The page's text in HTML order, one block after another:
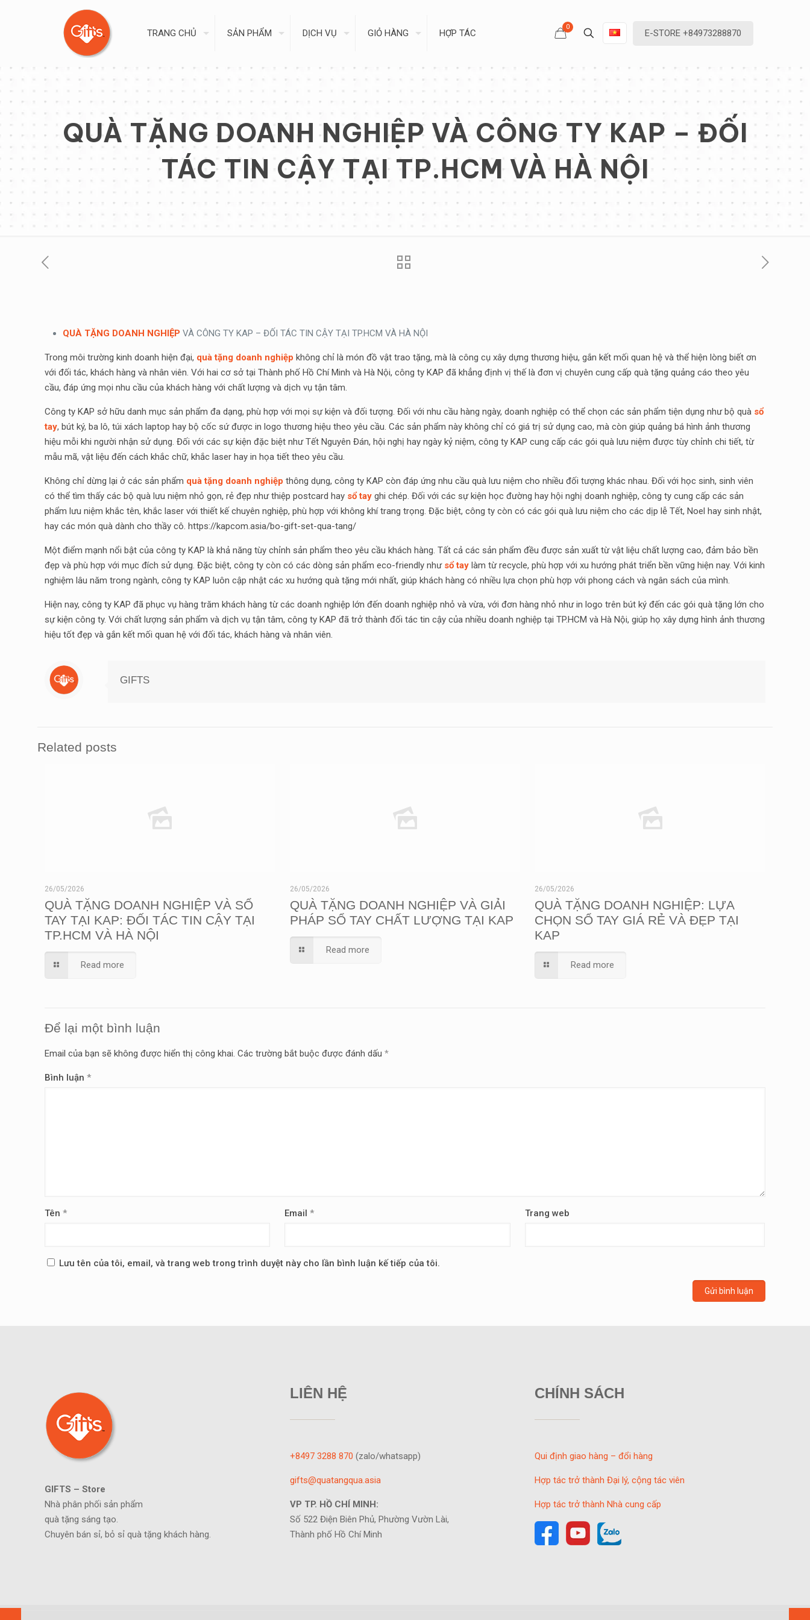
TRANG CHỦ SẢN PHẨM DỊCH VỤ GIỎ HÀNG HỢP TÁC
0
E-STORE +84973288870
QUÀ TẶNG DOANH NGHIỆP VÀ CÔNG TY KAP – ĐỐI
TÁC TIN CẬY TẠI TP.HCM VÀ HÀ NỘI
QUÀ TẶNG DOANH NGHIỆP VÀ CÔNG TY KAP – ĐỐI TÁC TIN CẬY TẠI TP.HCM VÀ HÀ NỘI
Trong môi trường kinh doanh hiện đại, quà tặng doanh nghiệp không chỉ là món đồ vật trao tặng, mà là công cụ xây dựng thương hiệu, gắn kết mối quan hệ và thể hiện lòng biết ơn
với đối tác, khách hàng và nhân viên. Với hai cơ sở tại Thành phố Hồ Chí Minh và Hà Nội, công ty KAP đã khẳng định vị thế là đơn vị chuyên cung cấp quà tặng quảng cáo theo yêu
cầu, đáp ứng mọi nhu cầu của khách hàng với chất lượng và dịch vụ tận tâm.
Công ty KAP sở hữu danh mục sản phẩm đa dạng, phù hợp với mọi sự kiện và đối tượng. Đối với nhu cầu hàng ngày, doanh nghiệp có thể chọn các sản phẩm tiện dụng như bộ quà sổ
tay, bút ký, ba lô, túi xách laptop hay bộ cốc sứ được in logo thương hiệu theo yêu cầu. Các sản phẩm này không chỉ có giá trị sử dụng cao, mà còn giúp quảng bá hình ảnh thương
hiệu mỗi khi người nhận sử dụng. Đối với các sự kiện đặc biệt như Tết Nguyên Đán, hội nghị hay ngày kỷ niệm, công ty KAP cung cấp các gói quà lưu niệm được tùy chỉnh chi tiết, từ
mẫu mã, vật liệu đến cách khắc chữ, khắc laser hay in họa tiết theo yêu cầu.
Không chỉ dừng lại ở các sản phẩm quà tặng doanh nghiệp thông dụng, công ty KAP còn đáp ứng nhu cầu quà lưu niệm cho nhiều đối tượng khác nhau. Đối với học sinh, sinh viên
có thể tìm thấy các bộ quà lưu niệm nhỏ gọn, rẻ đẹp như thiệp postcard hay sổ tay ghi chép. Đối với các sự kiện học đường hay hội nghị doanh nghiệp, công ty cung cấp các sản
phẩm lưu niệm khắc tên, khắc laser với thiết kế chuyên nghiệp, phù hợp với không khí trang trọng. Đặc biệt, công ty còn có các gói quà lưu niệm cho các dịp lễ Tết, Noel hay sinh nhật,
hay các món quà dành cho thầy cô. https://kapcom.asia/bo-gift-set-qua-tang/
Một điểm mạnh nổi bật của công ty KAP là khả năng tùy chỉnh sản phẩm theo yêu cầu khách hàng. Tất cả các sản phẩm đều được sản xuất từ vật liệu chất lượng cao, đảm bảo bền
đẹp và phù hợp với mục đích sử dụng. Đặc biệt, công ty còn có các dòng sản phẩm eco-friendly như sổ tay làm từ recycle, phù hợp với xu hướng phát triển bền vững hiện nay. Với kinh
nghiệm lâu năm trong ngành, công ty KAP luôn cập nhật các xu hướng quà tặng mới nhất, giúp khách hàng có nhiều lựa chọn phù hợp với phong cách và ngân sách của mình.
Hiện nay, công ty KAP đã phục vụ hàng trăm khách hàng từ các doanh nghiệp lớn đến doanh nghiệp nhỏ và vừa, với đơn hàng nhỏ như in logo trên bút ký đến các gói quà tặng lớn cho
sự kiện công ty. Với chất lượng sản phẩm và dịch vụ tận tâm, công ty KAP đã trở thành đối tác tin cậy của nhiều doanh nghiệp tại TP.HCM và Hà Nội, giúp họ xây dựng hình ảnh thương
hiệu tốt đẹp và gắn kết mối quan hệ với đối tác, khách hàng và nhân viên.
GIFTS
Related posts
26/05/2026
QUÀ TẶNG DOANH NGHIỆP VÀ SỔ
TAY TẠI KAP: ĐỐI TÁC TIN CẬY TẠI
TP.HCM VÀ HÀ NỘI
Read more
26/05/2026
QUÀ TẶNG DOANH NGHIỆP VÀ GIẢI
PHÁP SỔ TAY CHẤT LƯỢNG TẠI KAP
Read more
26/05/2026
QUÀ TẶNG DOANH NGHIỆP: LỰA
CHỌN SỔ TAY GIÁ RẺ VÀ ĐẸP TẠI
KAP
Read more
Để lại một bình luận
Email của bạn sẽ không được hiển thị công khai. Các trường bắt buộc được đánh dấu *
Bình luận *
Tên * Email* Trang web
Lưu tên của tôi, email, và trang web trong trình duyệt này cho lần bình luận kế tiếp của tôi.
GIFTS – Store
Nhà phân phối sản phẩm
quà tặng sáng tạo.
Chuyên bán sỉ, bỏ sỉ quà tặng khách hàng.
LIÊN HỆ
+8497 3288 870 (zalo/whatsapp)
gifts@quatangqua.asia
VP TP. HỒ CHÍ MINH:
Số 522 Điện Biên Phủ, Phường Vườn Lài,
Thành phố Hồ Chí Minh
CHÍNH SÁCH
Qui định giao hàng – đổi hàng
Hợp tác trở thành Đại lý, cộng tác viên
Hợp tác trở thành Nhà cung cấp